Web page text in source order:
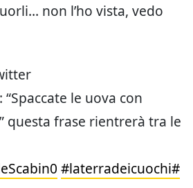
non l’ho vista, vedo
le uova con
questa frase rientrerà tra le
#laterradeicuochi#